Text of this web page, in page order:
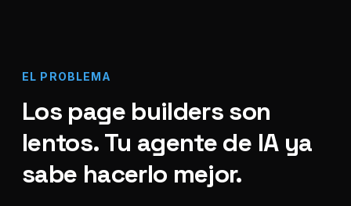
EL PROBLEMA
Los page builders son
lentos. Tu agente de IA ya
sabe hacerlo mejor.